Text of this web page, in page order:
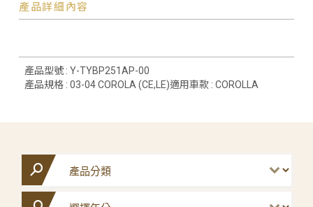
產品詳細內容
產品型號 : Y-TYBP251AP-00
產品規格 : 03-04 COROLA (CE,LE)適用車款 : COROLLA